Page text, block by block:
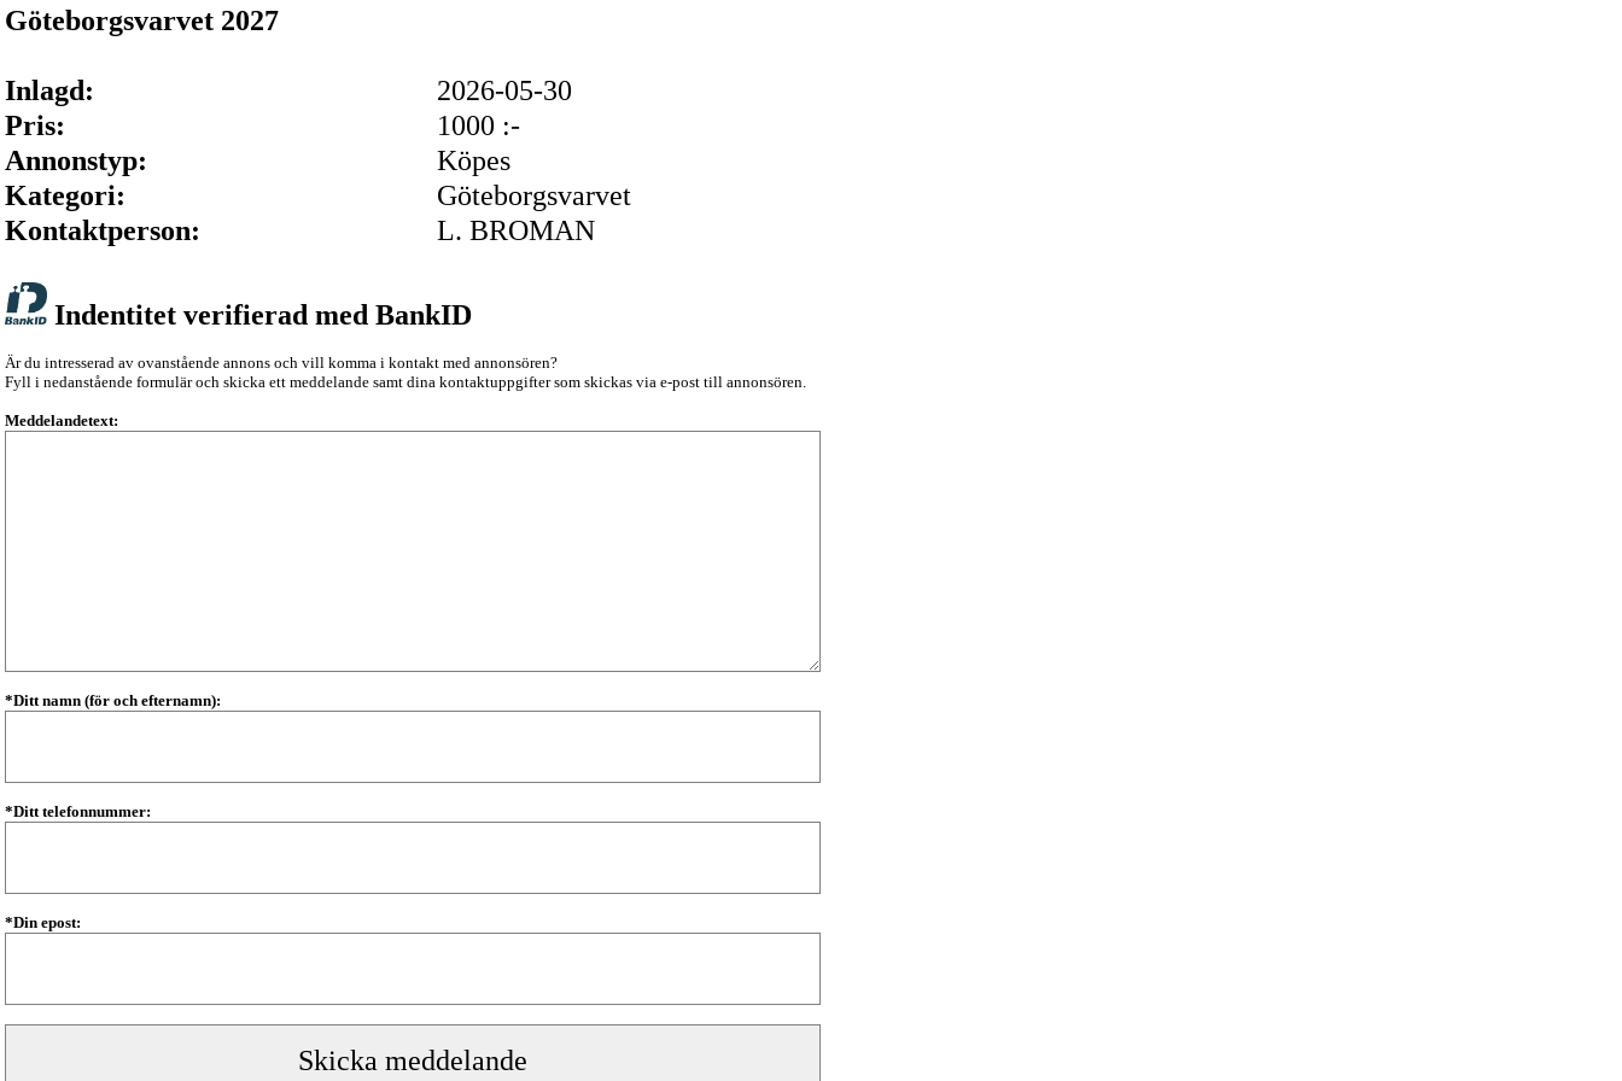
Göteborgsvarvet 2027
Inlagd:
2026-05-30
Pris:
1000 :-
Annonstyp:
Köpes
Kategori:
Göteborgsvarvet
Kontaktperson:
L. BROMAN
Indentitet verifierad med BankID
Är du intresserad av ovanstående annons och vill komma i kontakt med annonsören?
Fyll i nedanstående formulär och skicka ett meddelande samt dina kontaktuppgifter som skickas via e-post till annonsören.
Meddelandetext:
*Ditt namn (för och efternamn):
*Ditt telefonnummer:
*Din epost: